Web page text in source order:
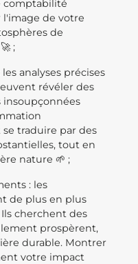
comptabilité
de votre
de
;
analyses précises
révéler des
traduire par des
tout en
nature 🌱 ;
: les
de plus en plus
cherchent des
prospèrent,
durable. Montrer
votre impact